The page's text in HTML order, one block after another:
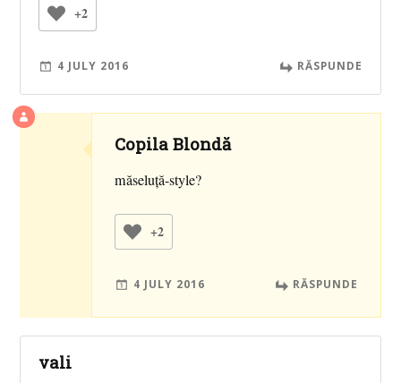
+2
4 JULY 2016 RĂSPUNDE
Copila Blondă
măseluță-style?
+2
4 JULY 2016 RĂSPUNDE
vali